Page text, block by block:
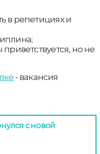
в репетициях и
приветствуется, но не
- вакансия
с новой